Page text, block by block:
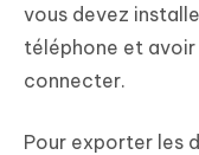
vous devez
téléphone et
connecter.
Pour exporter les